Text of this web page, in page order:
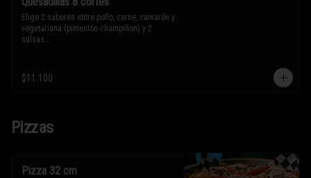
Elige 2 sabores entre pollo, carne, camarón y
vegetariana (pimentón-champiñon) y 2
salsas.
* Los ingredientes no son intercambiables.
Sólo puedes solicitar eliminar un
$11.100
Pizzas
Pizza 32 cm